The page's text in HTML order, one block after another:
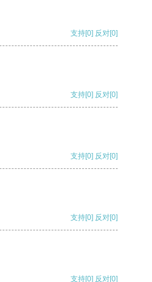
支持[0] 反对[0]
支持[0] 反对[0]
支持[0] 反对[0]
支持[0] 反对[0]
支持[0] 反对[0]